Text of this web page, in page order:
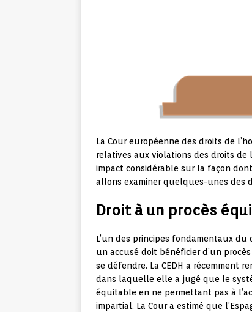
La Cour européenne des droits de
relatives aux violations des droits de
impact considérable sur la façon
allons examiner quelques-unes des
Droit à un procès
L’un des principes fondamentaux
un accusé doit bénéficier d’un
se défendre. La CEDH a récemment
dans laquelle elle a jugé que le
équitable en ne permettant pas à
impartial. La Cour a estimé que